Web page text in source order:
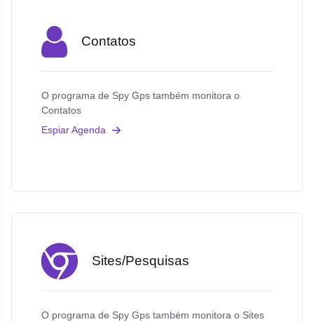
Contatos
O programa de Spy Gps também monitora o
Contatos
Espiar Agenda
Sites/Pesquisas
O programa de Spy Gps também monitora o Sites